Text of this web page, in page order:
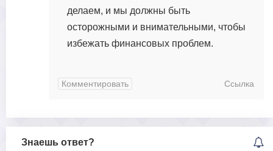
делаем, и мы должны быть
осторожными и внимательными, чтобы
избежать финансовых проблем.
Комментировать Ссылка
Знаешь ответ?